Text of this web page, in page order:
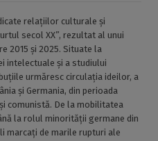
relațiilor culturale și
secol XX”, rezultat al unui
2015 și 2025. Situate la
intelectuale și a studiului
urmăresc circulația ideilor, a
și Germania, din perioada
comunistă. De la mobilitatea
la rolul minorității germane din
marcați de marile rupturi ale